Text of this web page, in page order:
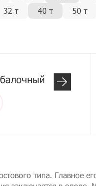
32 т 40 т 50 т
типа. Главное